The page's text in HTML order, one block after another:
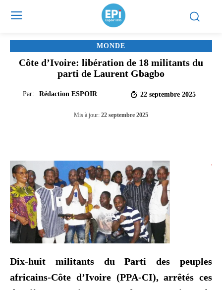
MONDE
Côte d’Ivoire: libération de 18 militants du
parti de Laurent Gbagbo
Par: Rédaction ESPOIR 22 septembre 2025
Mis à jour: 22 septembre 2025
Dix-huit militants du Parti des peuples
africains-Côte d’Ivoire (PPA-CI), arrêtés ces